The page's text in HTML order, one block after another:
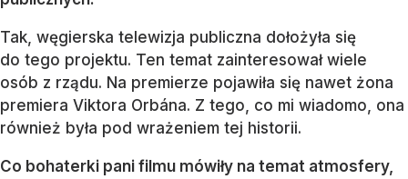
Tak, węgierska telewizja publiczna dołożyła się
do tego projektu. Ten temat zainteresował wiele
osób z rządu. Na premierze pojawiła się nawet żona
premiera Viktora Orbána. Z tego, co mi wiadomo, ona
również była pod wrażeniem tej historii.
Co bohaterki pani filmu mówiły na temat atmosfery,